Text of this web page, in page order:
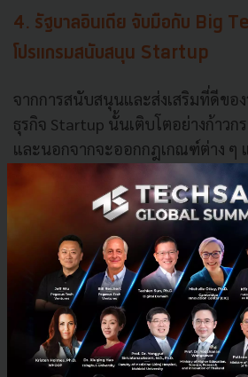
4. รัฐบาลอินเดีย จับมือกับ Big
โปรแกรมสนับสนุน Startup
จากการสนับสนุนและส่งเสริมที่ดีขอ
ธุรกิจ Startup นั้นเติบโตอย่างก้าวก
และนอกจากจะออกกฎเกณฑ์ต่าง ๆ
มือกับเหล่า Big Tech จาก Silicon
สนับสนับธุรกิจ Startup ของอินเดีย
ตัวอย่างเช่น Microsoft ที่ได้ร่วมกับ
จัดโปรแกรม Microsoft for
เร่งการเติบโตทางด้านนวัตกรรมขอ
Government’s Accelerating
Innovations หรือภารกิจ AGNIi ที่จ